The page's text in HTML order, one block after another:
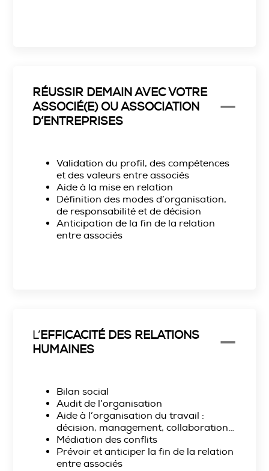
RÉUSSIR DEMAIN AVEC VOTRE
ASSOCIÉ(E) OU ASSOCIATION
D’ENTREPRISES
Validation du profil, des compétences
et des valeurs entre associés
Aide à la mise en relation
Définition des modes d’organisation,
de responsabilité et de décision
Anticipation de la fin de la relation
entre associés
L’EFFICACITÉ DES RELATIONS
HUMAINES
Bilan social
Audit de l’organisation
Aide à l’organisation du travail :
décision, management, collaboration…
Médiation des conflits
Prévoir et anticiper la fin de la relation
entre associés